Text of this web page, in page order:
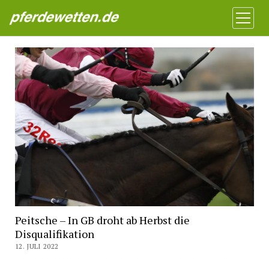
Pferdewetten News
Menü
öffnen
Peitsche – In GB droht ab Herbst die
Disqualifikation
12. JULI 2022